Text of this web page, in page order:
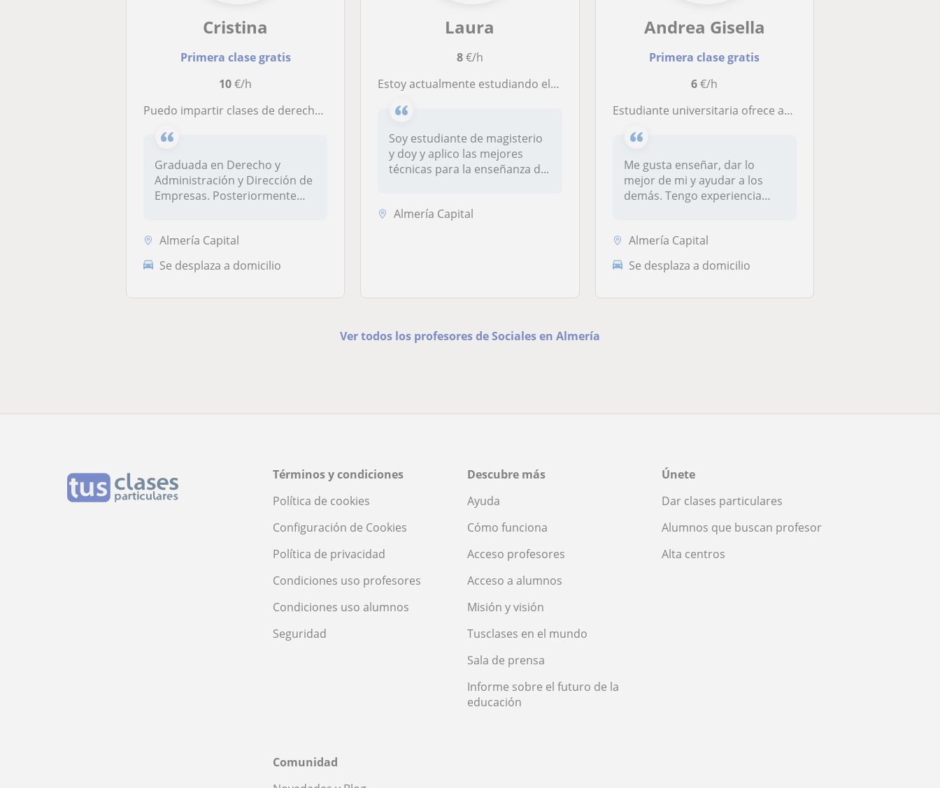
Cristina
Primera clase gratis
10€/h
Puedo impartir clases de derecho mercantil, digital, finanzas, economía, matematicas aplicadas a ciencias sociales, etc
Graduada en Derecho y
Administración y Dirección de
Empresas. Posteriormente
Almería Capital
Se desplaza a domicilio
Laura
8€/h
Estoy actualmente estudiando el grado de educación primaria, puedo dar clases de lengua, matemáticas, sociales y naturales a cualquier nivel de primaria. Soy de Almería y puedo dar clases tanto online como presenciales
Soy estudiante de magisterio
y doy y aplico las mejores
técnicas para la enseñanza d...
Almería Capital
Andrea Gisella
Primera clase gratis
6€/h
Estudiante universitaria ofrece apoyo pa estudiantes de primaria y eso de inglés , lengua y literatura, sociales, naturales, matemáticas
Me gusta enseñar, dar lo
mejor de mi y ayudar a los
demás. Tengo experiencia
Almería Capital
Se desplaza a domicilio
Ver todos los profesores de Sociales en Almería
Términos y condiciones
Política de cookies
Configuración de Cookies
Política de privacidad
Condiciones uso profesores
Condiciones uso alumnos
Seguridad
Descubre más
Ayuda
Cómo funciona
Acceso profesores
Acceso a alumnos
Misión y visión
Tusclases en el mundo
Sala de prensa
Informe sobre el futuro de la
educación
Únete
Dar clases particulares
Alumnos que buscan profesor
Alta centros
Comunidad